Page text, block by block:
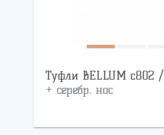
Туфли BELLUM с802 /
+ серебр. нос